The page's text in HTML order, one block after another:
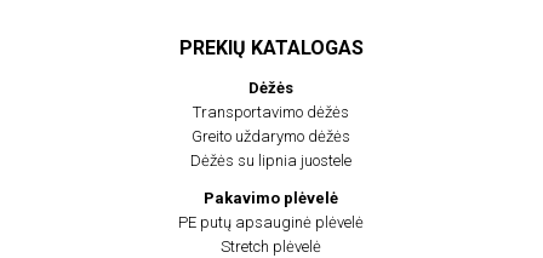
PREKIŲ KATALOGAS
Dėžės
Transportavimo dėžės
Greito uždarymo dėžės
Dėžės su lipnia juostele
Pakavimo plėvelė
PE putų apsauginė plėvelė
Stretch plėvelė